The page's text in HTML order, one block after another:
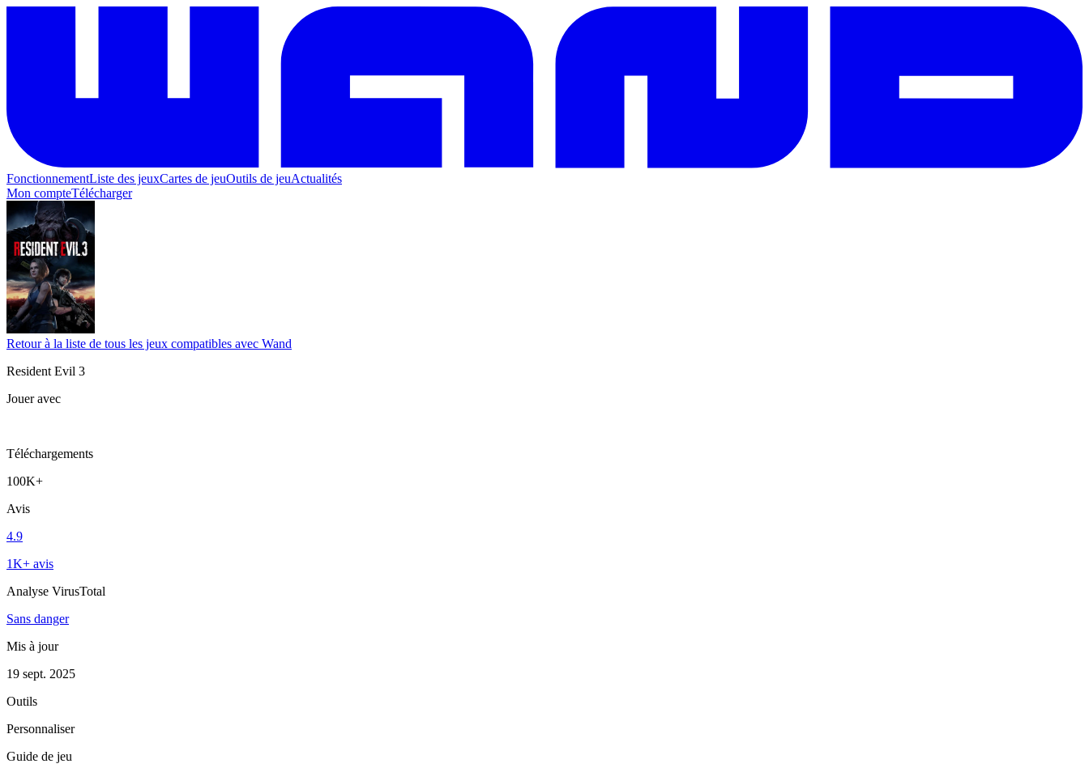
FonctionnementListe des jeuxCartes de jeuOutils de jeuActualités
Mon compteTélécharger
Retour à la liste de tous les jeux compatibles avec Wand
Resident Evil 3
Jouer avec
Téléchargements
100K+
Avis
4.9
1K+ avis
Analyse VirusTotal
Sans danger
Mis à jour
19 sept. 2025
Outils
Personnaliser
Guide de jeu